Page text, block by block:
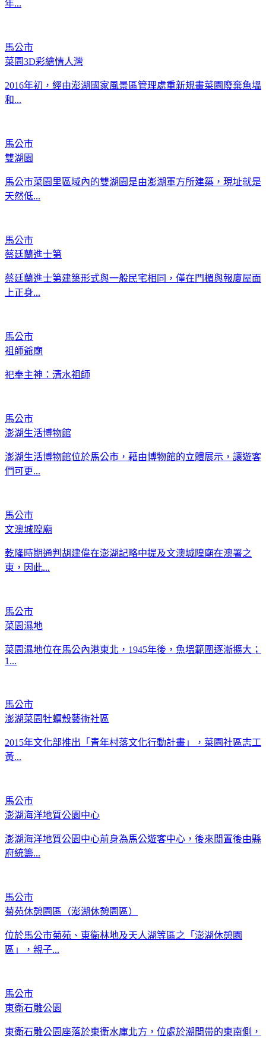
年...
馬公市
菜園3D彩繪情人灣
2016年初，經由澎湖國家風景區管理處重新規畫菜園廢棄魚塭
和...
馬公市
雙湖園
馬公市菜園里區域內的雙湖園是由澎湖軍方所建築，現址就是
天然低...
馬公市
蔡廷蘭進士第
蔡廷蘭進士第建築形式與一般民宅相同，僅在門楣與報廈屋面
上正身...
馬公市
祖師爺廟
祀奉主神：清水祖師
馬公市
澎湖生活博物館
澎湖生活博物館位於馬公市，藉由博物館的立體展示，讓遊客
們可更...
馬公市
文澳城隍廟
乾隆時期通判胡建偉在澎湖記略中提及文澳城隍廟在澳署之
東，因此...
馬公市
菜園濕地
菜園濕地位在馬公內港東北，1945年後，魚塭範圍逐漸擴大；
1...
馬公市
澎湖菜園牡蠣殼藝術社區
2015年文化部推出「青年村落文化行動計畫」，菜園社區志工
黃...
馬公市
澎湖海洋地質公園中心
澎湖海洋地質公園中心前身為馬公遊客中心，後來閒置後由縣
府統籌...
馬公市
菊苑休憩園區（澎湖休憩園區）
位於馬公市菊苑、東衛林地及天人湖等區之「澎湖休憩園
區」，親子...
馬公市
東衛石雕公園
東衛石雕公園座落於東衛水庫北方，位處於潮間帶的東南側，